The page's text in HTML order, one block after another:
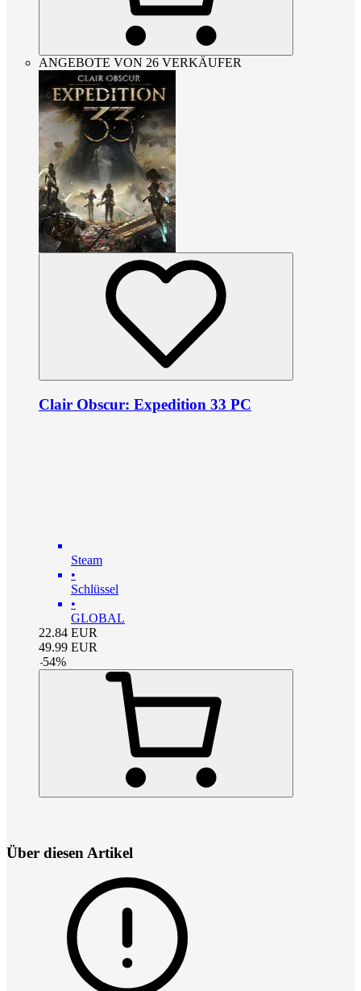
ANGEBOTE VON 26 VERKÄUFER
Clair Obscur: Expedition 33 PC
Steam
•
Schlüssel
•
GLOBAL
22.84 EUR
49.99 EUR
-54%
Über diesen Artikel